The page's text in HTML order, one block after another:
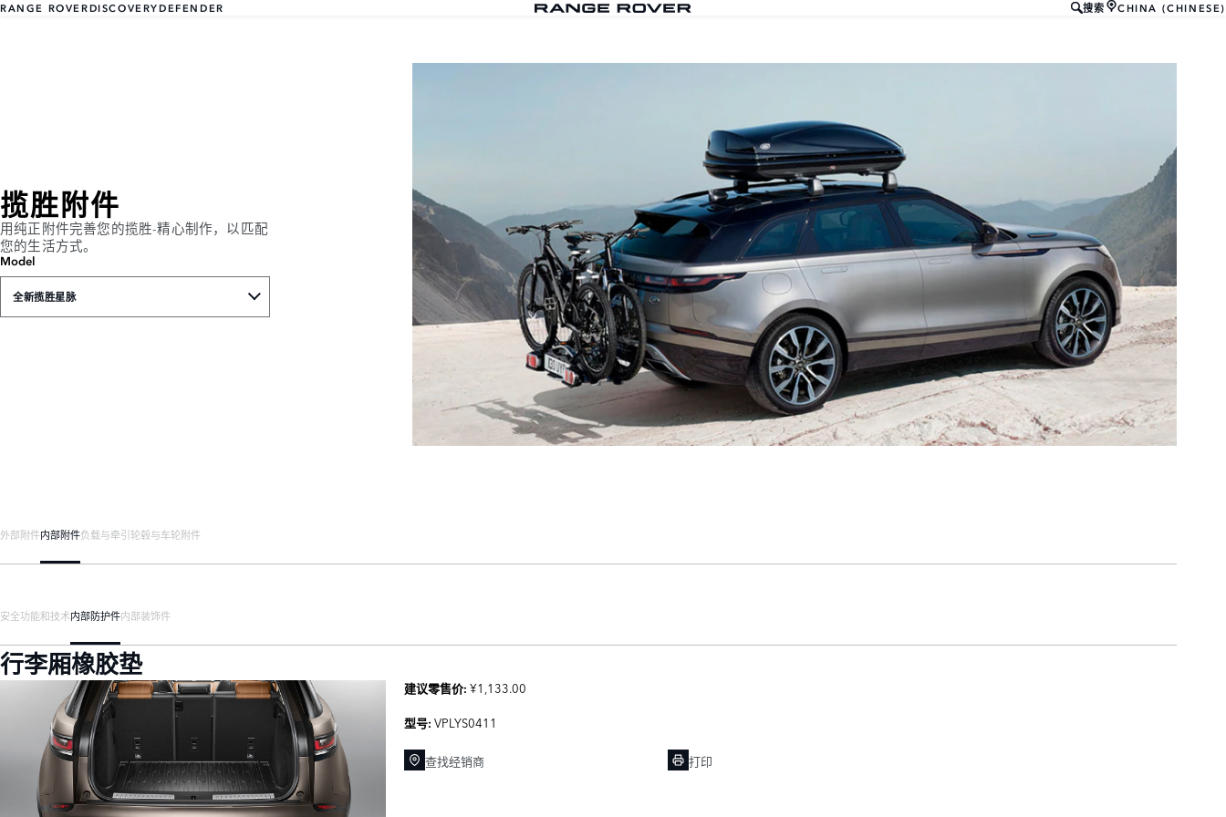
RANGE ROVERDISCOVERYDEFENDER 搜索 CHINA (CHINESE)
揽胜附件
用纯正附件完善您的揽胜-精心制作，以匹配
您的生活方式。
Model
全新揽胜星脉
外部附件内部附件负载与牵引轮毂与车轮附件
安全功能和技术内部防护件内部装饰件
行李厢橡胶垫
建议零售价:¥1,133.00
型号:VPLYS0411
查找经销商 打印